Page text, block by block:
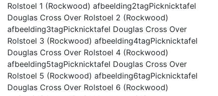
Rolstoel 1 (Rockwood) afbeelding2tagPicknicktafel
Douglas Cross Over Rolstoel 2 (Rockwood)
afbeelding3tagPicknicktafel Douglas Cross Over
Rolstoel 3 (Rockwood) afbeelding4tagPicknicktafel
Douglas Cross Over Rolstoel 4 (Rockwood)
afbeelding5tagPicknicktafel Douglas Cross Over
Rolstoel 5 (Rockwood) afbeelding6tagPicknicktafel
Douglas Cross Over Rolstoel 6 (Rockwood)